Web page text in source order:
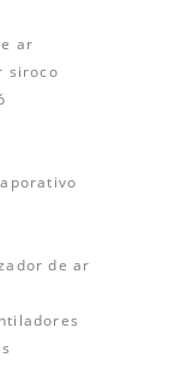
ar
siroco
de ar